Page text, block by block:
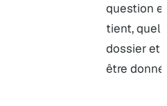
question
tient,
dossier et
être